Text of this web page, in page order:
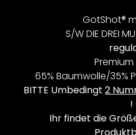
GotShot®
S/W DIE DREI
65% Baumwolle/35%
BITTE Umbedingt 2
!
Ihr findet die